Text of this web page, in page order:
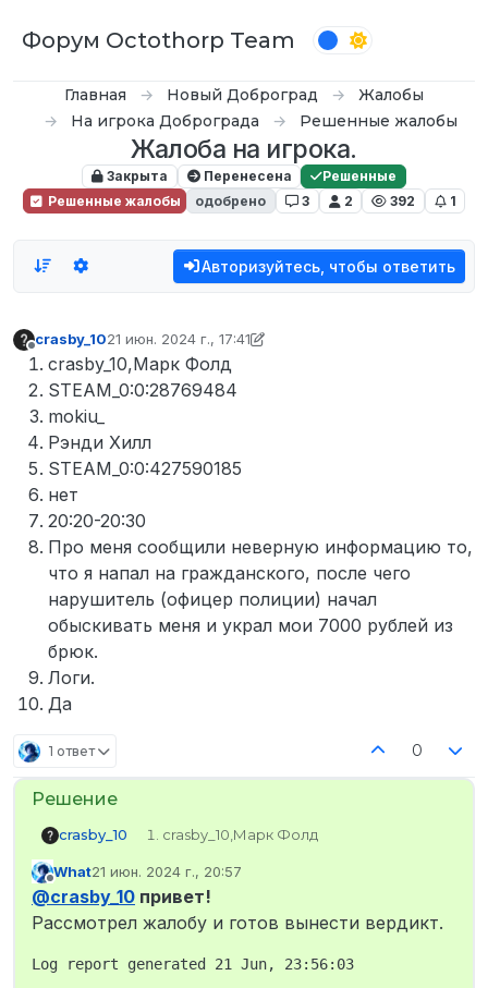
Форум Octothorp Team
Главная Новый Доброград
Жалобы
На игрока Доброграда
Решенные жалобы
Жалоба на игрока.
Закрыта Перенесена
Решенные
Решенные жалобы
одобрено 3 2 392 1
Авторизуйтесь, чтобы ответить
Не в сети
crasby_1021 июн. 2024 г., 17:41
отредактировано What
crasby_10,Марк Фолд
STEAM_0:0:28769484
mokiu_
Рэнди Хилл
STEAM_0:0:427590185
нет
20:20-20:30
Про меня сообщили неверную информацию то,
что я напал на гражданского, после чего
нарушитель (офицер полиции) начал
обыскивать меня и украл мои 7000 рублей из
брюк.
Логи.
Да
1 ответ 0
crasby_10
crasby_10,Марк Фолд
mokiu_
Рэнди Хилл
STEAM_0:0:427590185
20:20-20:30
Не в сети
What21 июн. 2024 г., 20:57
отредактировано
@crasby_10 привет!
Рассмотрел жалобу и готов вынести вердикт.
Log report generated 21 Jun, 23:56:03